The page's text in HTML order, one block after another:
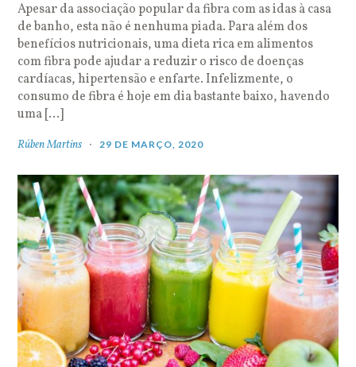
Apesar da associação popular da fibra com as idas à casa
de banho, esta não é nenhuma piada. Para além dos
benefícios nutricionais, uma dieta rica em alimentos
com fibra pode ajudar a reduzir o risco de doenças
cardíacas, hipertensão e enfarte. Infelizmente, o
consumo de fibra é hoje em dia bastante baixo, havendo
uma […]
Rúben Martins 29 DE MARÇO, 2020